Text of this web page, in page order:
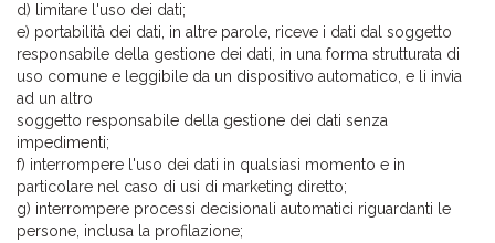
d) limitare l'uso dei dati;
e) portabilità dei dati, in altre parole, riceve i dati dal soggetto
responsabile della gestione dei dati, in una forma strutturata di
uso comune e leggibile da un dispositivo automatico, e li invia
ad un altro
soggetto responsabile della gestione dei dati senza
impedimenti;
f) interrompere l'uso dei dati in qualsiasi momento e in
particolare nel caso di usi di marketing diretto;
g) interrompere processi decisionali automatici riguardanti le
persone, inclusa la profilazione;